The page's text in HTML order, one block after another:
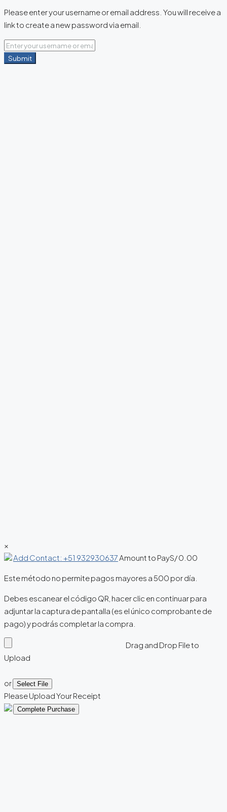
Please enter your username or email address. You will receive a
link to create a new password via email.
Submit
×
Add Contact: +51 932930637Amount to PayS/0.00
Este método no permite pagos mayores a 500 por día.
Debes escanear el código QR, hacer clic en continuar para
adjuntar la captura de pantalla (es el único comprobante de
pago) y podrás completar la compra.
Drag and Drop File to
Upload
or Select File
Please Upload Your Receipt